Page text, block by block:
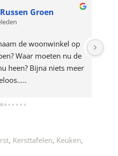
Groen
de woonwinkel op
Waar moeten nu de
heen? Bijna niets meer
, Kersttafelen, Keuken,